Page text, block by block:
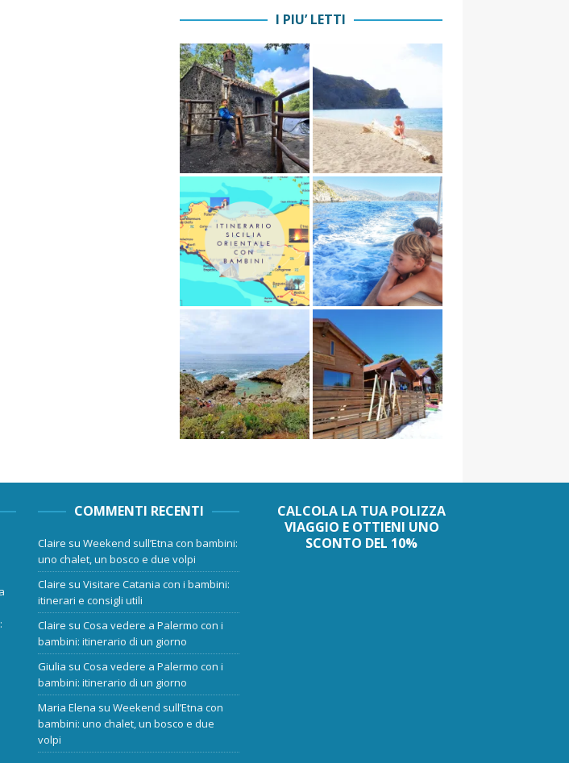
I PIU’ LETTI
COMMENTI RECENTI
Claire suWeekend sull’Etna con bambini:
uno chalet, un bosco e due volpi
Claire suVisitare Catania con i bambini:
itinerari e consigli utili
Claire suCosa vedere a Palermo con i
bambini: itinerario di un giorno
Giulia suCosa vedere a Palermo con i
bambini: itinerario di un giorno
Maria Elena suWeekend sull’Etna con
bambini: uno chalet, un bosco e due
volpi
CALCOLA LA TUA POLIZZA
VIAGGIO E OTTIENI UNO
SCONTO DEL 10%